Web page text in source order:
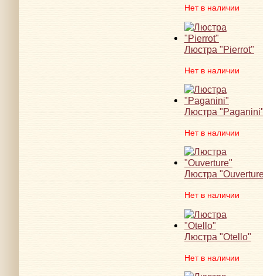
Нет в наличии
Люстра "Pierrot"
Нет в наличии
Люстра
Нет в наличии
Люстра
Нет в наличии
Люстра "Otello"
Нет в наличии